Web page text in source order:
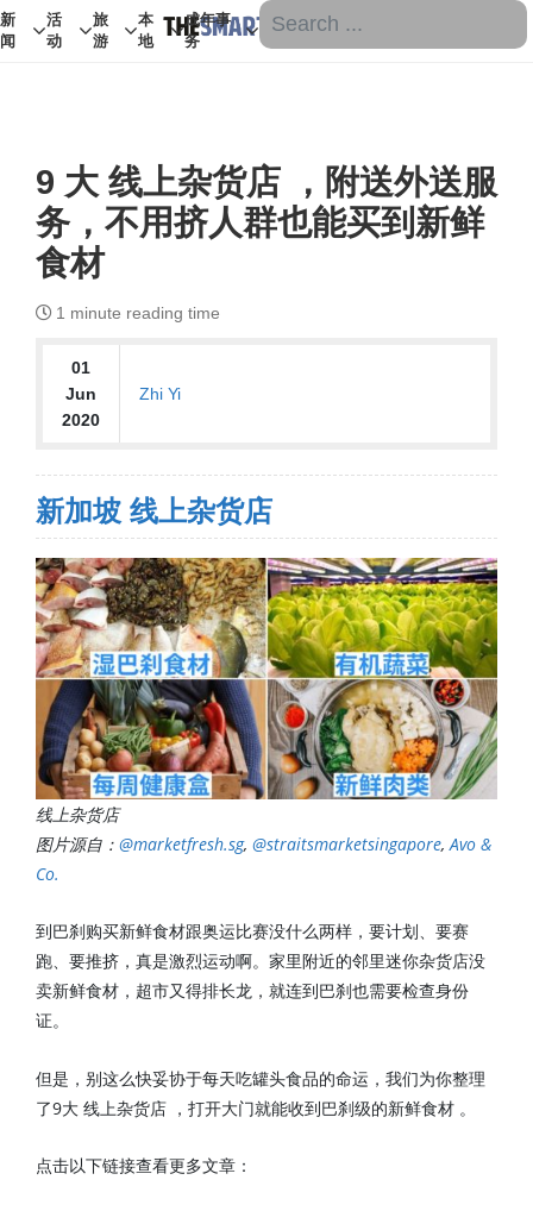
新
闻
活
动
旅
游
本
地
成年事
务
9 大 线上杂货店 ，附送外送服
务，不用挤人群也能买到新鲜
食材
1 minute reading time
01
Jun
2020
Zhi Yi
新加坡 线上杂货店
线上杂货店
图片源自： @marketfresh.sg, @straitsmarketsingapore,Avo &
Co.
到巴刹购买新鲜食材跟奥运比赛没什么两样，要计划、要赛
跑、要推挤，真是激烈运动啊。家里附近的邻里迷你杂货店没
卖新鲜食材，超市又得排长龙，就连到巴刹也需要检查身份
证。
但是，别这么快妥协于每天吃罐头食品的命运，我们为你整理
了9大 线上杂货店 ，打开大门就能收到巴刹级的新鲜食材 。
点击以下链接查看更多文章：